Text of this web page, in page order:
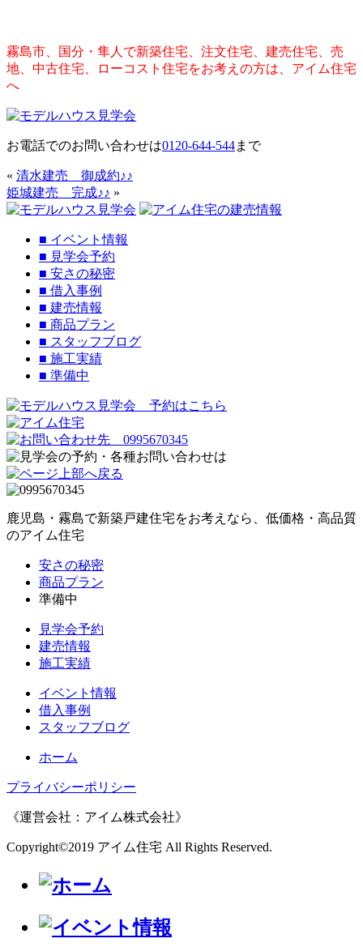
霧島市、国分・隼人で新築住宅、注文住宅、建売住宅、売
地、中古住宅、ローコスト住宅をお考えの方は、アイム住宅
へ
お電話でのお問い合わせは0120-644-544まで
« 清水建売 御成約♪♪
姫城建売 完成♪♪ »
■ イベント情報
■ 見学会予約
■ 安さの秘密
■ 借入事例
■ 建売情報
■ 商品プラン
■ スタッフブログ
■ 施工実績
■ 準備中
鹿児島・霧島で新築戸建住宅をお考えなら、低価格・高品質
のアイム住宅
安さの秘密
商品プラン
準備中
見学会予約
建売情報
施工実績
イベント情報
借入事例
スタッフブログ
ホーム
プライバシーポリシー
《運営会社：アイム株式会社》
Copyright©2019 アイム住宅 All Rights Reserved.